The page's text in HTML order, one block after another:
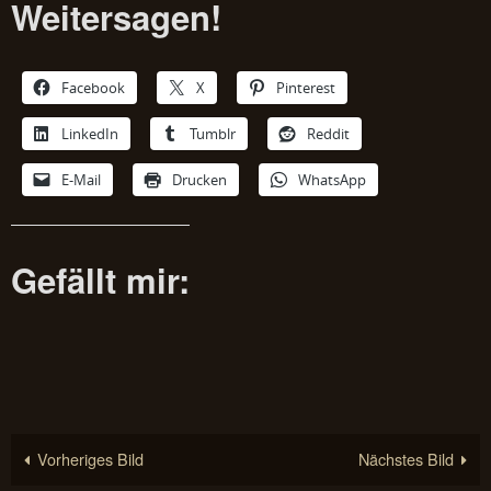
Weitersagen!
Facebook X Pinterest
LinkedIn Tumblr Reddit
E-Mail Drucken WhatsApp
Gefällt mir:
Vorheriges Bild Nächstes Bild